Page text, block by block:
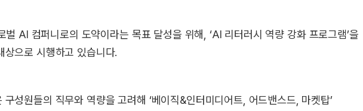
벌 AI 컴퍼니로의 도약이라는 목표 달성을 위해, ‘AI 리터러시 역량 강화 프로그램’을
상으로 시행하고 있습니다.
구성원들의 직무와 역량을 고려해 ‘베이직&인터미디어트, 어드밴스드, 마켓탑’